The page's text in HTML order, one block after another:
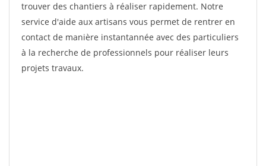
trouver des chantiers à réaliser rapidement. Notre
service d'aide aux artisans vous permet de rentrer en
contact de manière instantannée avec des particuliers
à la recherche de professionnels pour réaliser leurs
projets travaux.